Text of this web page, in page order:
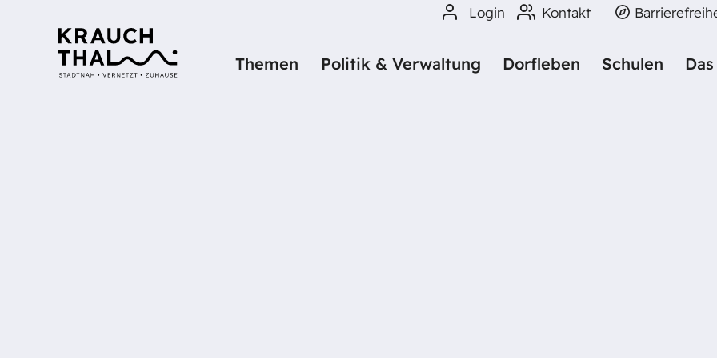
Kontakt
Login
Themen Politik & Verwaltung Dorfleben Schulen